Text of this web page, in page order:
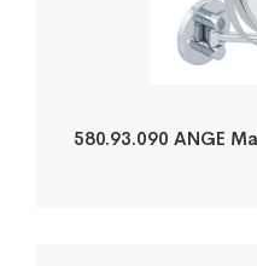
580.93.090 ANGE